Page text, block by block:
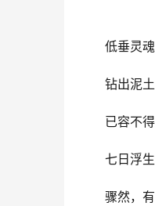
低垂灵
钻出泥
已容不
七日浮
骤然，